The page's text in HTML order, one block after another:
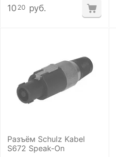
10 20 руб.
Разъём Schulz Kabel
S672 Speak-On